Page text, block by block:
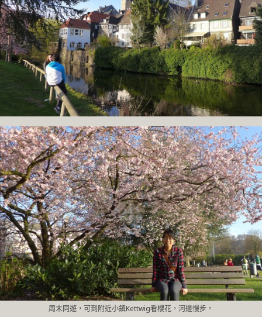
周末同遊，可到附近小鎮Kettwig看櫻花，河邊慢步。